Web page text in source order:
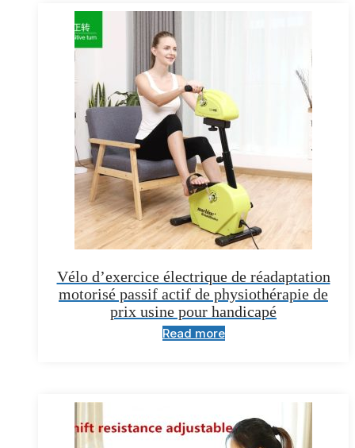
Vélo d’exercice électrique de réadaptation
motorisé passif actif de physiothérapie de
prix usine pour handicapé
Read more